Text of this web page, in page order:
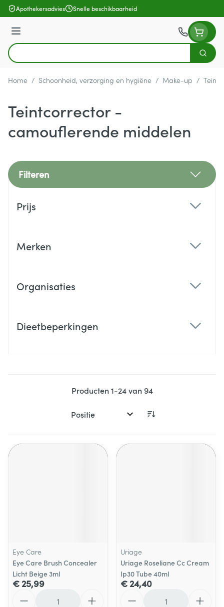
Ga naar de inhoud
Apothekersadvies Snelle beschikbaarheid
Menu
Product, merk, categorie...
Zoek
Home / Schoonheid, verzorging en hygiëne / Make-up /
Teintcorrector -
camouflerende middelen
Filteren
Prijs
Merken
Organisaties
Dieetbeperkingen
Producten1-24van94
Sorteer op:
Eye Care
Eye Care Brush Concealer
Licht Beige 3ml
€ 25,99
Uriage
Uriage Roseliane Cc Cream
Ip30 Tube 40ml
€ 24,40